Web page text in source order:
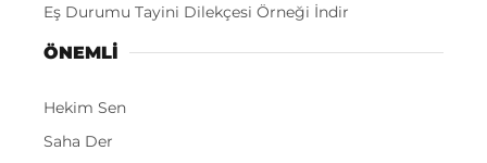
Eş Durumu Tayini Dilekçesi Örneği İndir
ÖNEMLI
Hekim Sen
Saha Der